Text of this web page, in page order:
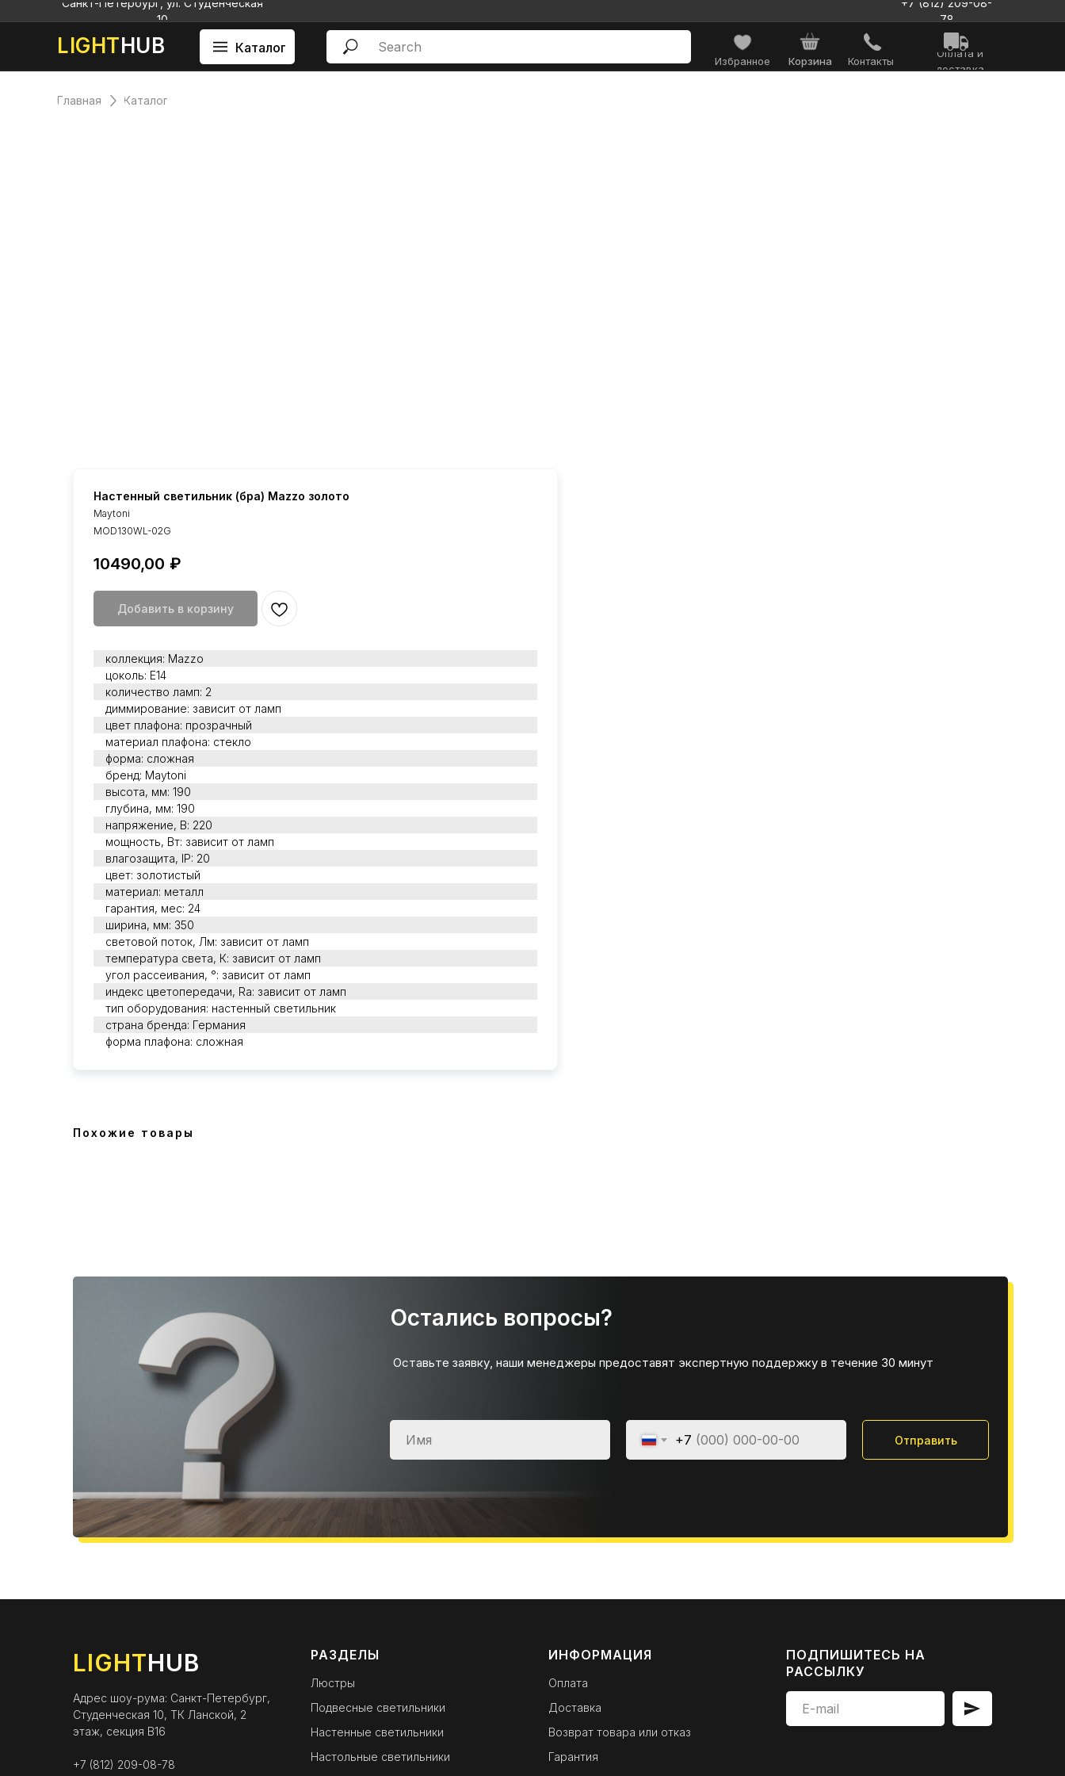
LIGHTHUB
+7 (812) 209-08-
78
Санкт-Петербург, ул. Студенческая
10
Оплата и
доставка
Контакты
Избранное
Каталог
Корзина
Каталог
Главная
Настенный светильник (бра) Mazzo золото
Maytoni
MOD130WL-02G
10490,00 ₽
Добавить в корзину
коллекция: Mazzo
цоколь: Е14
количество ламп: 2
диммирование: зависит от ламп
цвет плафона: прозрачный
материал плафона: стекло
форма: сложная
бренд: Maytoni
высота, мм: 190
глубина, мм: 190
напряжение, В: 220
мощность, Вт: зависит от ламп
влагозащита, IP: 20
цвет: золотистый
материал: металл
гарантия, мес: 24
ширина, мм: 350
световой поток, Лм: зависит от ламп
температура света, К: зависит от ламп
угол рассеивания, °: зависит от ламп
индекс цветопередачи, Ra: зависит от ламп
тип оборудования: настенный светильник
страна бренда: Германия
форма плафона: сложная
Похожие товары
Остались вопросы?
+7 Отправить
Оставьте заявку, наши менеджеры предоставят экспертную поддержку в течение 30 минут
LIGHTHUB
Адрес шоу-рума: Санкт-Петербург,
Студенческая 10, ТК Ланской, 2
этаж, секция B16
+7 (812) 209-08-78
РАЗДЕЛЫ
Люстры
Подвесные светильники
Настенные светильники
Настольные светильники
ИНФОРМАЦИЯ
Оплата
Доставка
Возврат товара или отказ
Гарантия
ПОДПИШИТЕСЬ НА
РАССЫЛКУ